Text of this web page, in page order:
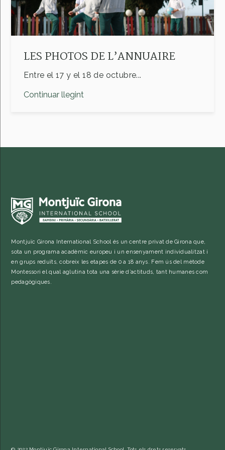
LES PHOTOS DE L’ANNUAIRE
Entre el 17 y el 18 de octubre...
Continuar llegint
Montjuïc Girona International School és un centre privat de Girona que,
sota un programa acadèmic europeu i un ensenyament individualitzat i
en grups reduïts, cobreix les etapes de 0 a 18 anys. Fem ús del mètode
Montessori el qual aglutina tota una sèrie d’actituds, tant humanes com
pedagògiques.